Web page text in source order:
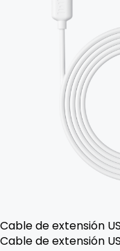
Cable de extensión
Cable de extensión